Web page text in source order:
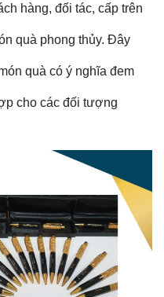
hàng, đối tác, cấp trên
quà phong thủy. Đây
quà có ý nghĩa đem
cho các đối tượng